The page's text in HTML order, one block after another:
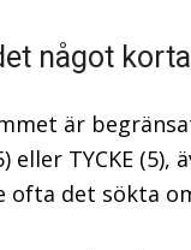
något
är
eller TYCKE
ofta det sökta